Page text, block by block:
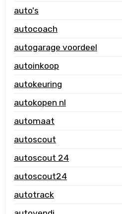
auto's
autocoach
autogarage voordeel
autoinkoop
autokeuring
autokopen nl
automaat
autoscout
autoscout 24
autoscout24
autotrack